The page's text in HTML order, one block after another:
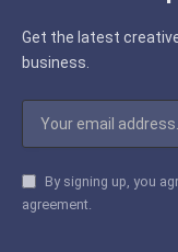
Get the latest
business.
By signing up, you
agreement.